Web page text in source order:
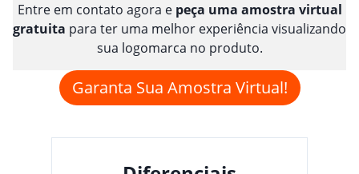
Entre em contato agora e peça uma amostra virtual
gratuita para ter uma melhor experiência visualizando
sua logomarca no produto.
Garanta Sua Amostra Virtual!